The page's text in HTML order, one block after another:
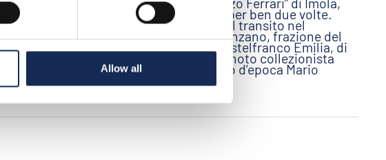
Allow all
quest’ultimo per ben due volte.
Tra le novità, il transito nel
Castello di Panzano, frazione del
comune di Castelfranco Emilia, di
proprietà del noto collezionista
di auto e moto d’epoca Mario